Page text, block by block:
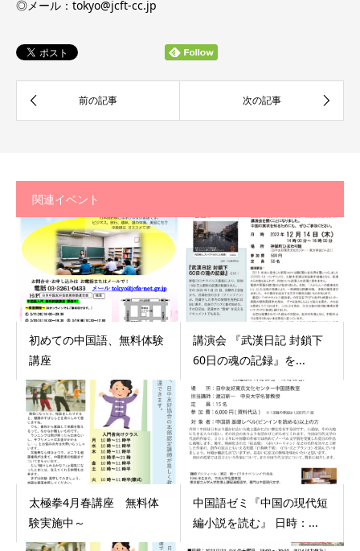
◎メール：tokyo@jcft-cc.jp
関連イベント
初めての中国語、無料体験
講座
講演会 『武漢日記 封鎖下
60日の魂の記録』を...
太極拳4月春講座 無料体
験実施中～
中国語ゼミ『中国の現代短
編小説を読む』 日時：...